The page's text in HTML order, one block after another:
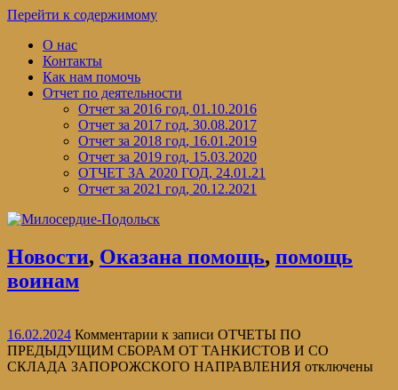
Перейти к содержимому
О нас
Контакты
Как нам помочь
Отчет по деятельности
Отчет за 2016 год, 01.10.2016
Отчет за 2017 год, 30.08.2017
Отчет за 2018 год, 16.01.2019
Отчет за 2019 год, 15.03.2020
ОТЧЕТ ЗА 2020 ГОД, 24.01.21
Отчет за 2021 год, 20.12.2021
Новости, Оказана помощь, помощь
воинам
16.02.2024 Комментарии к записи ОТЧЕТЫ ПО
ПРЕДЫДУЩИМ СБОРАМ ОТ ТАНКИСТОВ И СО
СКЛАДА ЗАПОРОЖСКОГО НАПРАВЛЕНИЯ отключены